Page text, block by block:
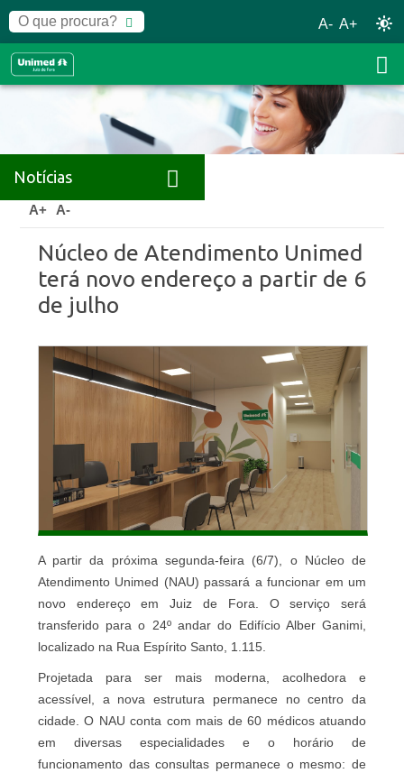
A- A+
Notícias
Home Notícias
A+ A-
Núcleo de Atendimento Unimed
terá novo endereço a partir de 6
de julho
A partir da próxima segunda-feira (6/7), o Núcleo de
Atendimento Unimed (NAU) passará a funcionar em um
novo endereço em Juiz de Fora. O serviço será
transferido para o 24º andar do Edifício Alber Ganimi,
localizado na Rua Espírito Santo, 1.115.
Projetada para ser mais moderna, acolhedora e
acessível, a nova estrutura permanece no centro da
cidade. O NAU conta com mais de 60 médicos atuando
em diversas especialidades e o horário de
funcionamento das consultas permanece o mesmo: de